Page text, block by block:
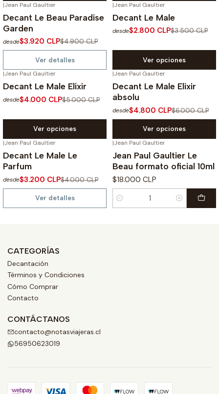
-20%OFF
No disponible
|Jean Paul Gaultier
Decant Le Beau Paradise
Garden
desde$3.920 CLP$4.900 CLP
Ver detalles
-20%OFF
|Jean Paul Gaultier
Decant Le Male
desde$2.800 CLP$3.500 CLP
Ver opciones
|Jean Paul Gaultier
Decant Le Male Elixir
desde$4.000 CLP$5.000 CLP
Ver opciones
|Jean Paul Gaultier
Decant Le Male Elixir
absolu
desde$4.800 CLP$6.000 CLP
Ver opciones
Agotado
|Jean Paul Gaultier
Decant Le Male Le
Parfum
desde$3.200 CLP$4.000 CLP
Ver detalles
|Jean Paul Gaultier
Jean Paul Gaultier Le
Beau formato oficial 10ml
$18.000 CLP
Cantidad
CATEGORÍAS
Decantación
Términos y Condiciones
Cómo Comprar
Contacto
CONTÁCTANOS
contacto@notasviajeras.cl
56950623019